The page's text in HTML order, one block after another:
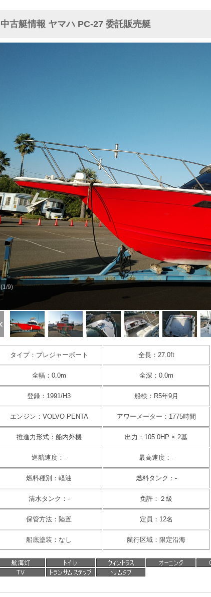
中古艇情報 ヤマハ PC-27 委託販売艇
(1/9)
タイプ：プレジャーボート 全長：27.0ft
全幅：0.0m 全深：0.0m
登録：1991/H3 船検：R5年9月
エンジン：VOLVO PENTA アワーメーター：1775時間
推進力形式：船内外機 出力：105.0HP × 2基
巡航速度：- 最高速度：-
燃料種別：軽油 燃料タンク：-
清水タンク：- 免許：２級
保管方法：陸置 定員：12名
船底塗装：なし 航行区域：限定沿海